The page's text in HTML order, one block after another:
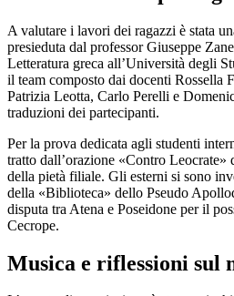
A valutare i lavori dei ragazzi è stata
presieduta dal professor Giuseppe
Letteratura greca all’Università degli
il team composto dai docenti Rossella
Patrizia Leotta, Carlo Perelli e
traduzioni dei partecipanti.
Per la prova dedicata agli studenti
tratto dall’orazione «Contro Leocrate»
della pietà filiale. Gli esterni si sono
della «Biblioteca» dello Pseudo
disputa tra Atena e Poseidone per il
Cecrope.
Musica e riflessioni sul